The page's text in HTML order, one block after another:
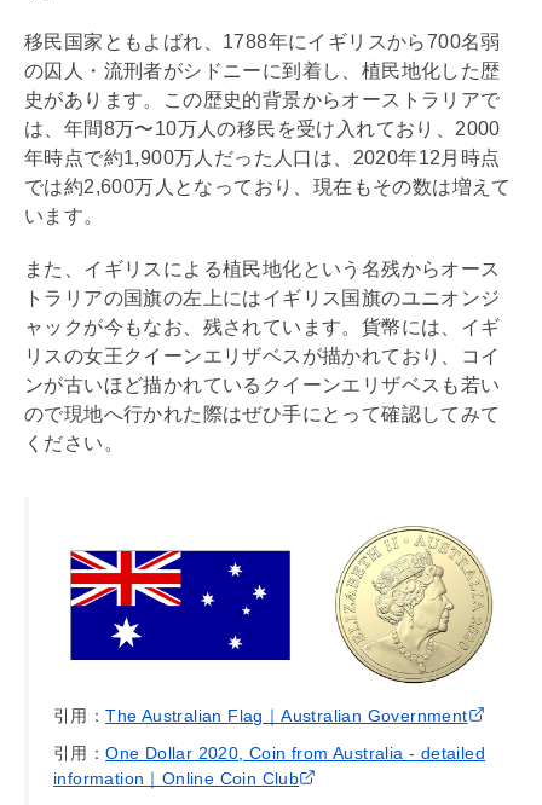
移民国家ともよばれ、1788年にイギリスから700名弱
の囚人・流刑者がシドニーに到着し、植民地化した歴
史があります。この歴史的背景からオーストラリアで
は、年間8万〜10万人の移民を受け入れており、2000
年時点で約1,900万人だった人口は、2020年12月時点
では約2,600万人となっており、現在もその数は増えて
います。
また、イギリスによる植民地化という名残からオース
トラリアの国旗の左上にはイギリス国旗のユニオンジ
ャックが今もなお、残されています。貨幣には、イギ
リスの女王クイーンエリザベスが描かれており、コイ
ンが古いほど描かれているクイーンエリザベスも若い
ので現地へ行かれた際はぜひ手にとって確認してみて
ください。
引用：The Australian Flag｜Australian Government
引用：One Dollar 2020, Coin from Australia - detailed
information｜Online Coin Club